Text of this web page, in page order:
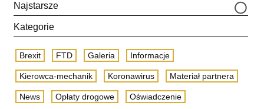
Najstarsze
Kategorie
Brexit FTD Galeria Informacje
Kierowca-mechanik Koronawirus Materiał partnera
News Opłaty drogowe Oświadczenie